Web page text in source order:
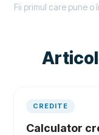
Fii primul care pune o
CREDITE
Calculator